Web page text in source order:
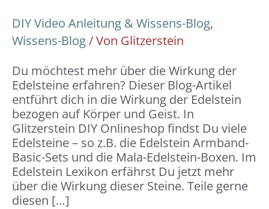
DIY Video Anleitung & Wissens-Blog,
Wissens-Blog/ Von Glitzerstein
Du möchtest mehr über die Wirkung der
Edelsteine erfahren? Dieser Blog-Artikel
entführt dich in die Wirkung der Edelstein
bezogen auf Körper und Geist. In
Glitzerstein DIY Onlineshop findst Du viele
Edelsteine – so z.B. die Edelstein Armband-
Basic-Sets und die Mala-Edelstein-Boxen. Im
Edelstein Lexikon erfährst Du jetzt mehr
über die Wirkung dieser Steine. Teile gerne
diesen […]